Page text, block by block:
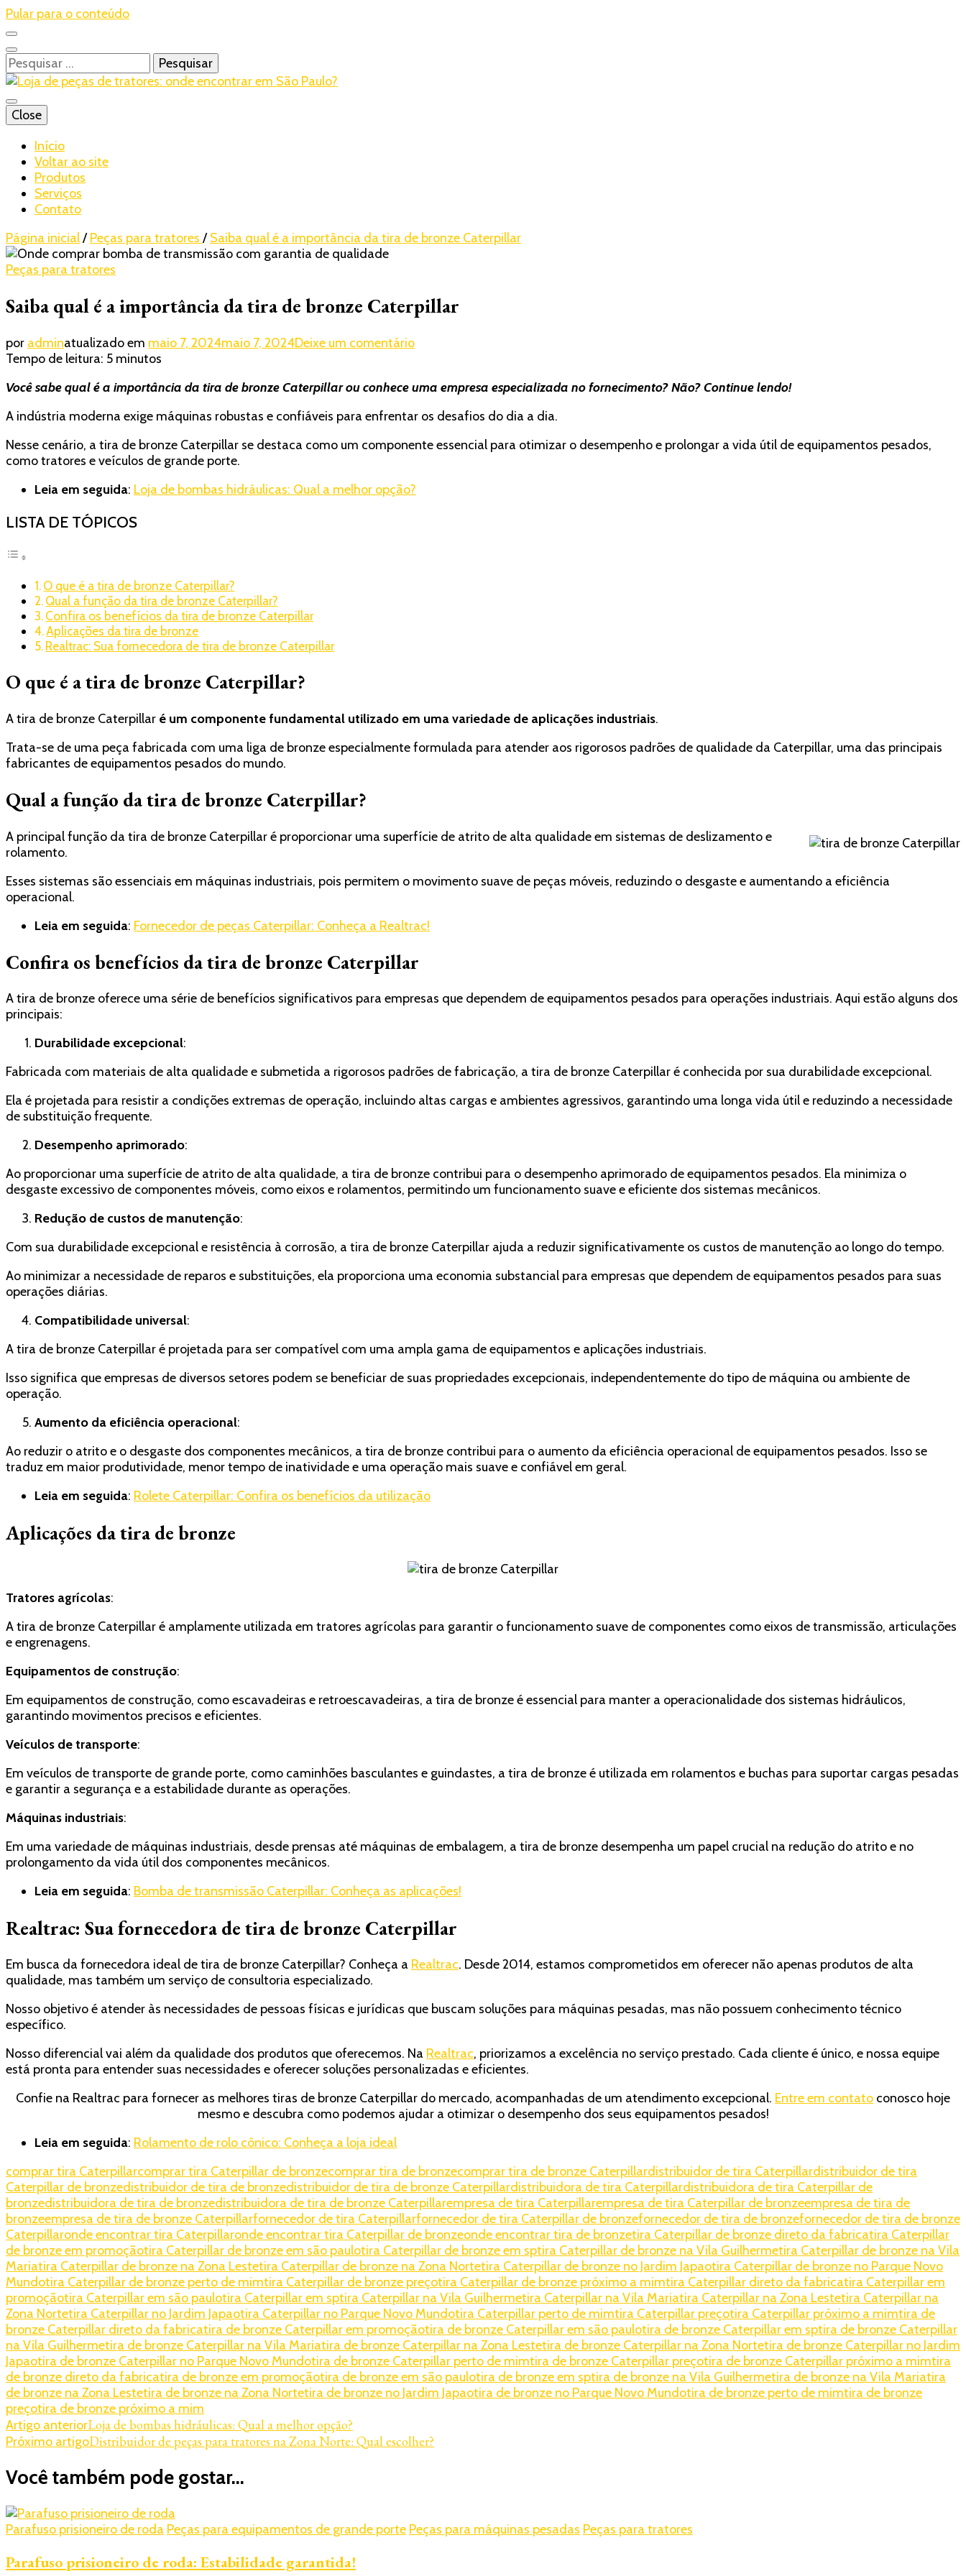
Pular para o conteúdo
Pesquisar
por:
Realtrac
Blog – Realtrac
Close
Início
Voltar ao site
Produtos
Serviços
Contato
Página inicial/ Peças para tratores / Saiba qual é a importância da tira de bronze Caterpillar
Peças para tratores
Saiba qual é a importância da tira de bronze Caterpillar
por adminatualizado em maio 7, 2024maio 7, 2024Deixe um comentárioem
é
importância
da
tira
bronze
Caterpillar
Tempo de leitura: 5 minutos
Você sabe qual é a importância da tira de bronze Caterpillar ou conhece uma empresa especializada no fornecimento? Não? Continue lendo!
A indústria moderna exige máquinas robustas e confiáveis para enfrentar os desafios do dia a dia.
Nesse cenário, a tira de bronze Caterpillar se destaca como um componente essencial para otimizar o desempenho e prolongar a vida útil de equipamentos pesados,
como tratores e veículos de grande porte.
Leia em seguida: Loja de bombas hidráulicas: Qual a melhor opção?
LISTA DE TÓPICOS
O que é a tira de bronze Caterpillar?
Qual a função da tira de bronze Caterpillar?
Confira os benefícios da tira de bronze Caterpillar
Aplicações da tira de bronze
Realtrac: Sua fornecedora de tira de bronze Caterpillar
O que é a tira de bronze Caterpillar?
A tira de bronze Caterpillar é um componente fundamental utilizado em uma variedade de aplicações industriais.
Trata-se de uma peça fabricada com uma liga de bronze especialmente formulada para atender aos rigorosos padrões de qualidade da Caterpillar, uma das principais
fabricantes de equipamentos pesados do mundo.
Qual a função da tira de bronze Caterpillar?
A principal função da tira de bronze Caterpillar é proporcionar uma superfície de atrito de alta qualidade em sistemas de deslizamento e
rolamento.
Esses sistemas são essenciais em máquinas industriais, pois permitem o movimento suave de peças móveis, reduzindo o desgaste e aumentando a eficiência
operacional.
Leia em seguida: Fornecedor de peças Caterpillar: Conheça a Realtrac!
Confira os benefícios da tira de bronze Caterpillar
A tira de bronze oferece uma série de benefícios significativos para empresas que dependem de equipamentos pesados para operações industriais. Aqui estão alguns dos
principais:
Durabilidade excepcional:
Fabricada com materiais de alta qualidade e submetida a rigorosos padrões de fabricação, a tira de bronze Caterpillar é conhecida por sua durabilidade excepcional.
Ela é projetada para resistir a condições extremas de operação, incluindo altas cargas e ambientes agressivos, garantindo uma longa vida útil e reduzindo a necessidade
de substituição frequente.
Desempenho aprimorado:
Ao proporcionar uma superfície de atrito de alta qualidade, a tira de bronze contribui para o desempenho aprimorado de equipamentos pesados. Ela minimiza o
desgaste excessivo de componentes móveis, como eixos e rolamentos, permitindo um funcionamento suave e eficiente dos sistemas mecânicos.
Redução de custos de manutenção:
Com sua durabilidade excepcional e resistência à corrosão, a tira de bronze Caterpillar ajuda a reduzir significativamente os custos de manutenção ao longo do tempo.
Ao minimizar a necessidade de reparos e substituições, ela proporciona uma economia substancial para empresas que dependem de equipamentos pesados para suas
operações diárias.
Compatibilidade universal:
A tira de bronze Caterpillar é projetada para ser compatível com uma ampla gama de equipamentos e aplicações industriais.
Isso significa que empresas de diversos setores podem se beneficiar de suas propriedades excepcionais, independentemente do tipo de máquina ou ambiente de
operação.
Aumento da eficiência operacional:
Ao reduzir o atrito e o desgaste dos componentes mecânicos, a tira de bronze contribui para o aumento da eficiência operacional de equipamentos pesados. Isso se
traduz em maior produtividade, menor tempo de inatividade e uma operação mais suave e confiável em geral.
Leia em seguida: Rolete Caterpillar: Confira os benefícios da utilização
Aplicações da tira de bronze
Tratores agrícolas:
A tira de bronze Caterpillar é amplamente utilizada em tratores agrícolas para garantir o funcionamento suave de componentes como eixos de transmissão, articulações
e engrenagens.
Equipamentos de construção:
Em equipamentos de construção, como escavadeiras e retroescavadeiras, a tira de bronze é essencial para manter a operacionalidade dos sistemas hidráulicos,
garantindo movimentos precisos e eficientes.
Veículos de transporte:
Em veículos de transporte de grande porte, como caminhões basculantes e guindastes, a tira de bronze é utilizada em rolamentos e buchas para suportar cargas pesadas
e garantir a segurança e a estabilidade durante as operações.
Máquinas industriais:
Em uma variedade de máquinas industriais, desde prensas até máquinas de embalagem, a tira de bronze desempenha um papel crucial na redução do atrito e no
prolongamento da vida útil dos componentes mecânicos.
Leia em seguida: Bomba de transmissão Caterpillar: Conheça as aplicações!
Realtrac: Sua fornecedora de tira de bronze Caterpillar
Em busca da fornecedora ideal de tira de bronze Caterpillar? Conheça a Realtrac. Desde 2014, estamos comprometidos em oferecer não apenas produtos de alta
qualidade, mas também um serviço de consultoria especializado.
Nosso objetivo é atender às necessidades de pessoas físicas e jurídicas que buscam soluções para máquinas pesadas, mas não possuem conhecimento técnico
específico.
Nosso diferencial vai além da qualidade dos produtos que oferecemos. Na Realtrac, priorizamos a excelência no serviço prestado. Cada cliente é único, e nossa equipe
está pronta para entender suas necessidades e oferecer soluções personalizadas e eficientes.
Confie na Realtrac para fornecer as melhores tiras de bronze Caterpillar do mercado, acompanhadas de um atendimento excepcional. Entre em contato conosco hoje
mesmo e descubra como podemos ajudar a otimizar o desempenho dos seus equipamentos pesados!
Leia em seguida: Rolamento de rolo cônico: Conheça a loja ideal
comprar tira Caterpillarcomprar tira Caterpillar de bronzecomprar tira de bronzecomprar tira de bronze Caterpillardistribuidor de tira Caterpillardistribuidor de tira
Caterpillar de bronzedistribuidor de tira de bronzedistribuidor de tira de bronze Caterpillardistribuidora de tira Caterpillardistribuidora de tira Caterpillar de
bronzedistribuidora de tira de bronzedistribuidora de tira de bronze Caterpillarempresa de tira Caterpillarempresa de tira Caterpillar de bronzeempresa de tira de
bronzeempresa de tira de bronze Caterpillarfornecedor de tira Caterpillarfornecedor de tira Caterpillar de bronzefornecedor de tira de bronzefornecedor de tira de bronze
Caterpillaronde encontrar tira Caterpillaronde encontrar tira Caterpillar de bronzeonde encontrar tira de bronzetira Caterpillar de bronze direto da fabricatira Caterpillar
de bronze em promoçãotira Caterpillar de bronze em são paulotira Caterpillar de bronze em sptira Caterpillar de bronze na Vila Guilhermetira Caterpillar de bronze na Vila
Mariatira Caterpillar de bronze na Zona Lestetira Caterpillar de bronze na Zona Nortetira Caterpillar de bronze no Jardim Japaotira Caterpillar de bronze no Parque Novo
Mundotira Caterpillar de bronze perto de mimtira Caterpillar de bronze preçotira Caterpillar de bronze próximo a mimtira Caterpillar direto da fabricatira Caterpillar em
promoçãotira Caterpillar em são paulotira Caterpillar em sptira Caterpillar na Vila Guilhermetira Caterpillar na Vila Mariatira Caterpillar na Zona Lestetira Caterpillar na
Zona Nortetira Caterpillar no Jardim Japaotira Caterpillar no Parque Novo Mundotira Caterpillar perto de mimtira Caterpillar preçotira Caterpillar próximo a mimtira de
bronze Caterpillar direto da fabricatira de bronze Caterpillar em promoçãotira de bronze Caterpillar em são paulotira de bronze Caterpillar em sptira de bronze Caterpillar
na Vila Guilhermetira de bronze Caterpillar na Vila Mariatira de bronze Caterpillar na Zona Lestetira de bronze Caterpillar na Zona Nortetira de bronze Caterpillar no Jardim
Japaotira de bronze Caterpillar no Parque Novo Mundotira de bronze Caterpillar perto de mimtira de bronze Caterpillar preçotira de bronze Caterpillar próximo a mimtira
de bronze direto da fabricatira de bronze em promoçãotira de bronze em são paulotira de bronze em sptira de bronze na Vila Guilhermetira de bronze na Vila Mariatira
de bronze na Zona Lestetira de bronze na Zona Nortetira de bronze no Jardim Japaotira de bronze no Parque Novo Mundotira de bronze perto de mimtira de bronze
preçotira de bronze próximo a mim
Navegação
de
post
Artigo anteriorLoja de bombas hidráulicas: Qual a melhor opção?
Próximo artigoDistribuidor de peças para tratores na Zona Norte: Qual escolher?
Você também pode gostar...
Parafuso prisioneiro de roda Peças para equipamentos de grande porte Peças para máquinas pesadas Peças para tratores
Parafuso prisioneiro de roda: Estabilidade garantida!